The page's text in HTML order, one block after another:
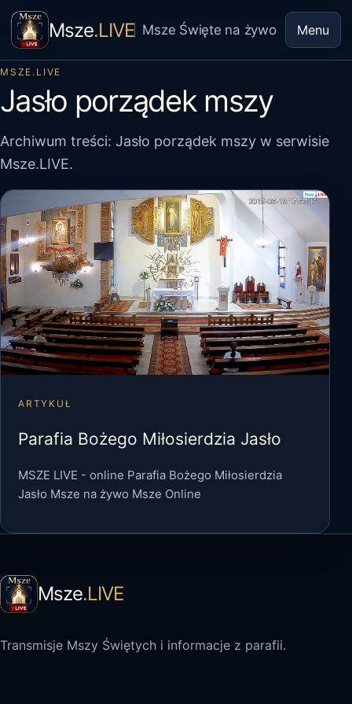
Msze.LIVE Msze Święte na żywo Menu
MSZE.LIVE
Jasło porządek mszy
Archiwum treści: Jasło porządek mszy w serwisie
Msze.LIVE.
ARTYKUŁ
Parafia Bożego Miłosierdzia Jasło
MSZE LIVE - online Parafia Bożego Miłosierdzia
Jasło Msze na żywo Msze Online
Msze.LIVE
Transmisje Mszy Świętych i informacje z parafii.